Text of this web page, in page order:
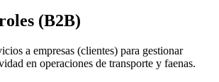
(B2B)
a empresas (clientes) para gestionar
en operaciones de transporte y faenas.